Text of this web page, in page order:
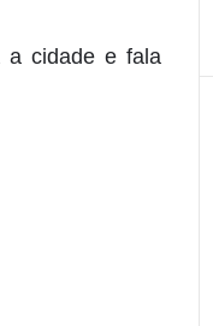
a cidade e fala